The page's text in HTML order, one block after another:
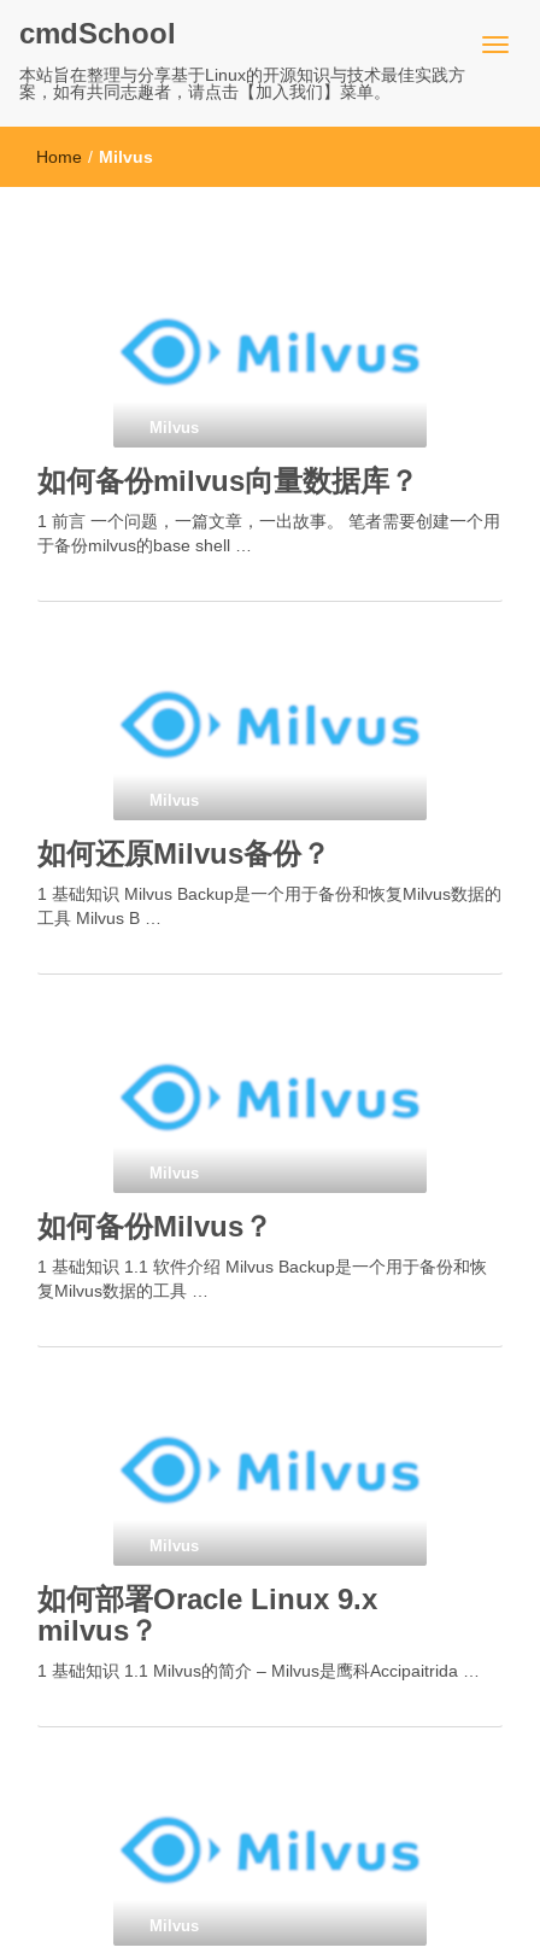
cmdSchool
本站旨在整理与分享基于Linux的开源知识与技术最佳实践方
案，如有共同志趣者，请点击【加入我们】菜单。
Home / Milvus
Milvus
如何备份milvus向量数据库？
1 前言 一个问题，一篇文章，一出故事。 笔者需要创建一个用
于备份milvus的base shell …
Milvus
如何还原Milvus备份？
1 基础知识 Milvus Backup是一个用于备份和恢复Milvus数据的
工具 Milvus B …
Milvus
如何备份Milvus？
1 基础知识 1.1 软件介绍 Milvus Backup是一个用于备份和恢
复Milvus数据的工具 …
Milvus
如何部署Oracle Linux 9.x
milvus？
1 基础知识 1.1 Milvus的简介 – Milvus是鹰科Accipaitrida …
Milvus